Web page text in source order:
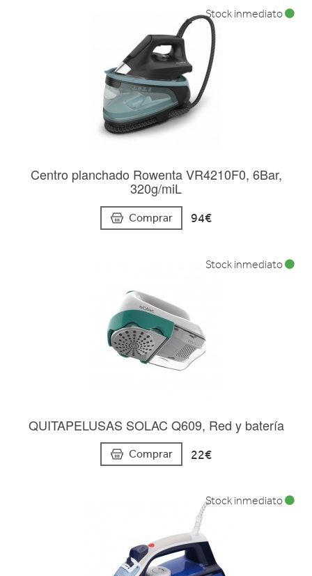
Centro planchado Rowenta VR4210F0, 6Bar,
320g/miL
Comprar 94€
Stock inmediato
QUITAPELUSAS SOLAC Q609, Red y batería
Comprar 22€
Stock inmediato
Stock inmediato